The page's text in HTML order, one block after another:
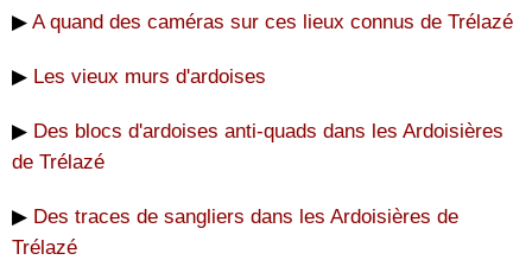
▶ A quand des caméras sur ces lieux connus de Trélazé
▶ Les vieux murs d'ardoises
▶ Des blocs d'ardoises anti-quads dans les Ardoisières
de Trélazé
▶ Des traces de sangliers dans les Ardoisières de
Trélazé